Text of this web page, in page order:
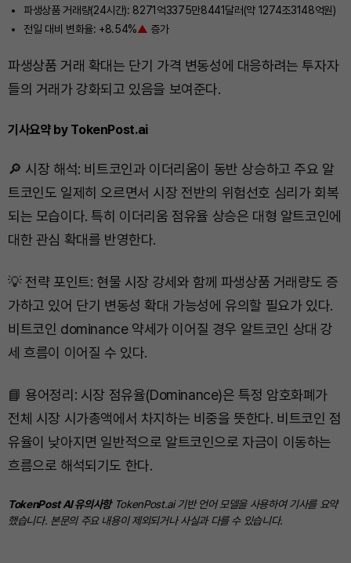
파생상품 거래량(24시간): 8271억3375만8441달러(약 1274조3148억원)
전일 대비 변화율: +8.54%▲ 증가
파생상품 거래 확대는 단기 가격 변동성에 대응하려는 투자자
들의 거래가 강화되고 있음을 보여준다.
기사요약 by TokenPost.ai
🔎 시장 해석: 비트코인과 이더리움이 동반 상승하고 주요 알
트코인도 일제히 오르면서 시장 전반의 위험선호 심리가 회복
되는 모습이다. 특히 이더리움 점유율 상승은 대형 알트코인에
대한 관심 확대를 반영한다.
💡 전략 포인트: 현물 시장 강세와 함께 파생상품 거래량도 증
가하고 있어 단기 변동성 확대 가능성에 유의할 필요가 있다.
비트코인 dominance 약세가 이어질 경우 알트코인 상대 강
세 흐름이 이어질 수 있다.
📘 용어정리: 시장 점유율(Dominance)은 특정 암호화폐가
전체 시장 시가총액에서 차지하는 비중을 뜻한다. 비트코인 점
유율이 낮아지면 일반적으로 알트코인으로 자금이 이동하는
흐름으로 해석되기도 한다.
TokenPost AI 유의사항TokenPost.ai 기반 언어 모델을 사용하여 기사를 요약
했습니다. 본문의 주요 내용이 제외되거나 사실과 다를 수 있습니다.